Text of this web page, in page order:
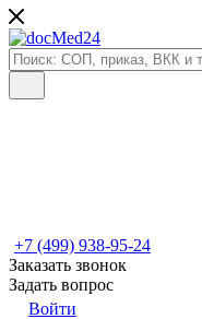
+7 (499) 938-95-24
Заказать звонок
Задать вопрос
Войти